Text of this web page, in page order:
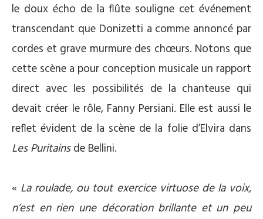
le doux écho de la flûte souligne cet événement
transcendant que Donizetti a comme annoncé par
cordes et grave murmure des chœurs. Notons que
cette scène a pour conception musicale un rapport
direct avec les possibilités de la chanteuse qui
devait créer le rôle, Fanny Persiani. Elle est aussi le
reflet évident de la scène de la folie d’Elvira dans
Les Puritainsde Bellini.
« La roulade, ou tout exercice virtuose de la voix,
n’est en rien une décoration brillante et un peu